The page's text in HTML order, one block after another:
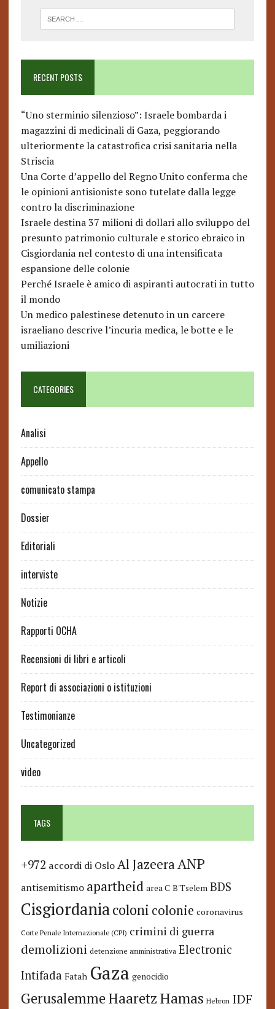
RECENT POSTS
“Uno sterminio silenzioso”: Israele bombarda i
magazzini di medicinali di Gaza, peggiorando
ulteriormente la catastrofica crisi sanitaria nella
Striscia
Una Corte d’appello del Regno Unito conferma che
le opinioni antisioniste sono tutelate dalla legge
contro la discriminazione
Israele destina 37 milioni di dollari allo sviluppo del
presunto patrimonio culturale e storico ebraico in
Cisgiordania nel contesto di una intensificata
espansione delle colonie
Perché Israele è amico di aspiranti autocrati in tutto
il mondo
Un medico palestinese detenuto in un carcere
israeliano descrive l’incuria medica, le botte e le
umiliazioni
CATEGORIES
Analisi
Appello
comunicato stampa
Dossier
Editoriali
interviste
Notizie
Rapporti OCHA
Recensioni di libri e articoli
Report di associazioni o istituzioni
Testimonianze
Uncategorized
video
TAGS
+972 accordi di Oslo Al JazeeraANP
antisemitismo apartheid area C B'Tselem BDS
Cisgiordaniacoloni colonie coronavirus
Corte Penale Internazionale (CPI) crimini di guerra
demolizioni detenzione amministrativa Electronic
Intifada Fatah Gaza genocidio
GerusalemmeHaaretzHamas Hebron IDF